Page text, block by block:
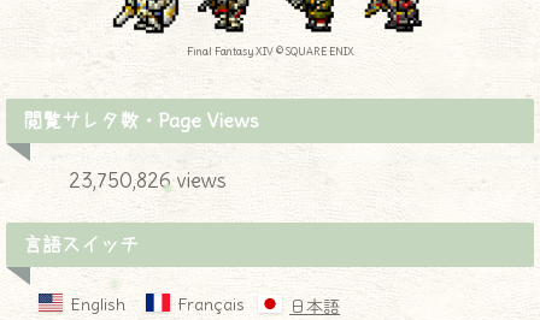
Final Fantasy XIV © SQUARE ENIX
閲覧サレタ数・Page Views
23,750,826 views
言語スイッチ
English Français 日本語